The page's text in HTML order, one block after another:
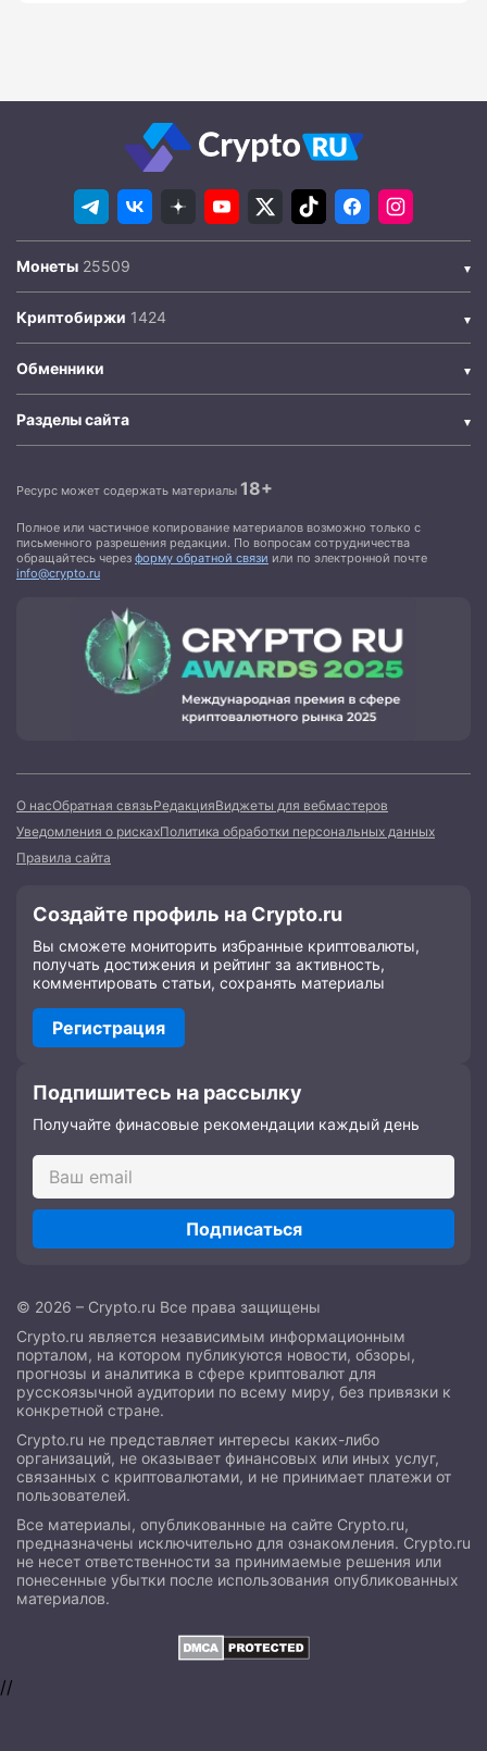
Монеты
Криптобиржи
Обменники
Разделы сайта
Ресурс может содержать материалы 18+
Полное или частичное копирование материалов возможно только с
письменного разрешения редакции. По вопросам сотрудничества
обращайтесь через форму обратной связи или по электронной почте
info@crypto.ru
О насОбратная связьРедакцияВиджеты для вебмастеров
Уведомления о рискахПолитика обработки персональных данных
Правила сайта
Создайте профиль на Crypto.ru
Вы сможете мониторить избранные криптовалюты,
получать достижения и рейтинг за активность,
комментировать статьи, сохранять материалы
Регистрация
Подпишитесь на рассылку
Получайте финасовые рекомендации каждый день
Подписаться
© 2026 – Crypto.ru Все права защищены
Crypto.ru является независимым информационным
порталом, на котором публикуются новости, обзоры,
прогнозы и аналитика в сфере криптовалют для
русскоязычной аудитории по всему миру, без привязки к
конкретной стране.
Crypto.ru не представляет интересы каких-либо
организаций, не оказывает финансовых или иных услуг,
связанных с криптовалютами, и не принимает платежи от
пользователей.
Все материалы, опубликованные на сайте Crypto.ru,
предназначены исключительно для ознакомления. Crypto.ru
не несет ответственности за принимаемые решения или
понесенные убытки после использования опубликованных
материалов.
//